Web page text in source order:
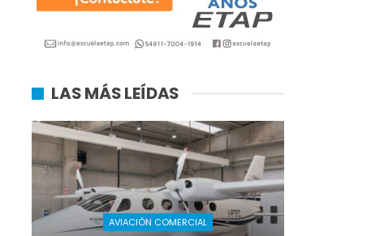
LAS MÁS LEÍDAS
AVIACIÓN COMERCIAL